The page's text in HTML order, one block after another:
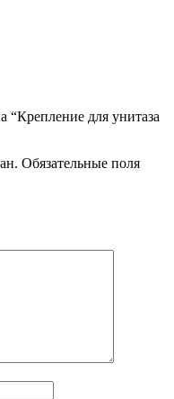
“Крепление для унитаза
Обязательные поля